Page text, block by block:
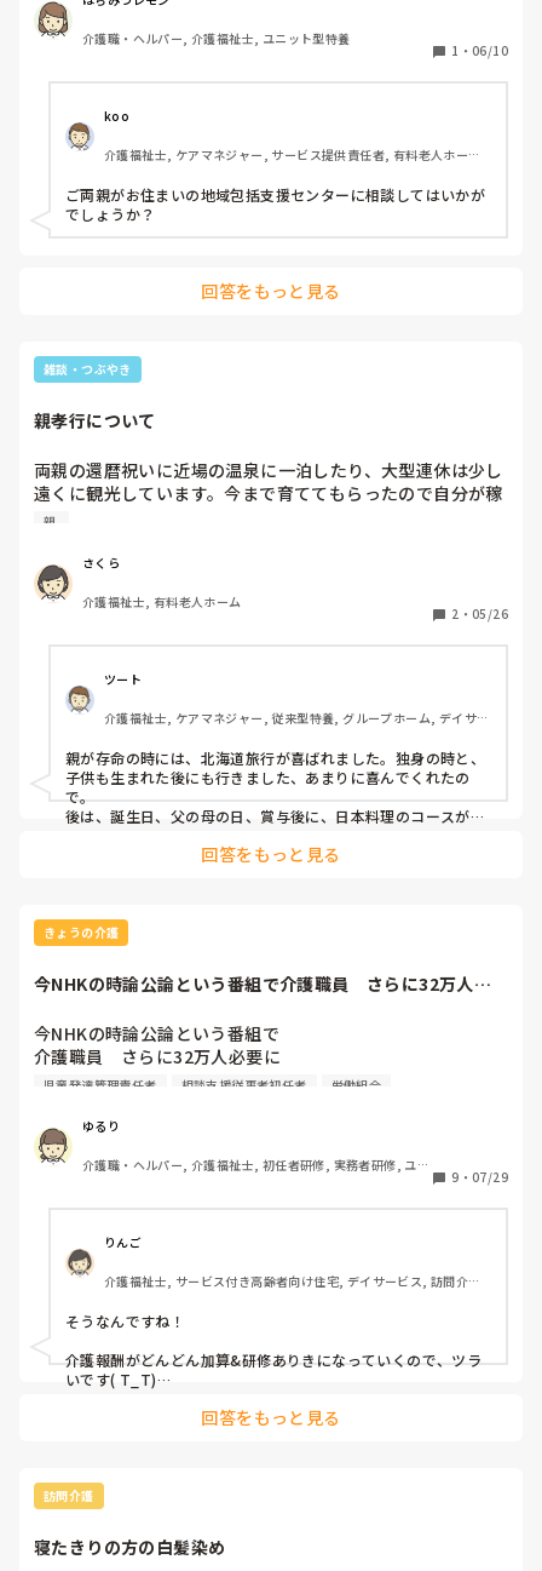
母は、1月に辞めていたようで、そこからほぼ引きこもりの
ような生活を送っていたようです。（5月ごろ発覚）
定年まで3年。年金支給開始まであと7年。早期受給の申請が
できることは把握していますが、、、
もともと金銭的な余裕がある家庭ではなく、お恥ずかしい話
となってしまうため、どこに相談したら良いのかもわから
ず、、、
親の面倒をみていく、ということに直面し、不安で押しつぶ
持ち家で生活をしていますが、足の踏み場がないほどのゴミ
屋敷状態です。残りのローンは、父の退職金でギリギリ賄え
るようです。
きません。かろうじて、父と上2人がたまに連絡を取り合う
程度。私たち兄弟が3人いますが、上2人が家を出ています。
上2人は就労していますが、収入に余裕はありません。
介護職・ヘルパー, 介護福祉士, ユニット型特養
1 ・ 06/10
koo
介護福祉士, ケアマネジャー, サービス提供責任者, 有料老人ホーム,
訪問介護, ユニット型特養, 居宅ケアマネ, 障害福祉関連
ご両親がお住まいの地域包括支援センターに相談してはいかが
でしょうか？
回答をもっと見る
雑談・つぶやき
親孝行について
両親の還暦祝いに近場の温泉に一泊したり、大型連休は少し
遠くに観光しています。今まで育ててもらったので自分が稼
いだお金で独身のうちは色んな所に連れていきたいと思って
皆さんはどんな親孝行したか知りたいです。
また親の立場でされて嬉しかったことがあれば教えて下さ
さくら
介護福祉士, 有料老人ホーム
2 ・ 05/26
ツート
介護福祉士, ケアマネジャー, 従来型特養, グループホーム, デイサー
親が存命の時には、北海道旅行が喜ばれました。独身の時と、
子供も生まれた後にも行きました、あまりに喜んでくれたの
で。
後は、誕生日、父の母の日、賞与後に、日本料理のコースが定
喜寿には、家の（妻）お義父さんも参加してくれ、地元デパー
今私は上の子がビールを買ってくれる事がありまして、500一
本や、350ニ本なのですが、それが嬉しいですね。上は女の子
よ。
さくらさんのご両親、本当に幸せな方ですねー、、
素晴らしいです。
これからも、心を伝えられて下さいね…
回答をもっと見る
きょうの介護
今NHKの時論公論という番組で介護職員　さらに32万人必
今NHKの時論公論という番組で
介護職員　さらに32万人必要に
今こそ対策の強化を！っていうのやってたー👀
事業所でやれる事は限られる
国に求められること
賃金の低水準解消を
国民が考えるべきこと
負担を許容　考えることも必要とも言ってた！
児童発達管理責任者 相談支援従事者初任者 労働組合
ゆるり
介護職・ヘルパー, 介護福祉士, 初任者研修, 実務者研修, ユニ
9 ・ 07/29
りんご
介護福祉士, サービス付き高齢者向け住宅, デイサービス, 訪問介護,
そうなんですね！
介護報酬がどんどん加算&研修ありきになっていくので、ツラ
いです( T_T)
仕事は増えるけど、改定のたびに基本単価は上がらなくて加算
処遇改善加算だけではなかなか賃金低水準の解消は難しい気が
します💦
コロナ禍のなか事業所も頑張っているので、国にも頑張って欲
回答をもっと見る
訪問介護
寝たきりの方の白髪染め